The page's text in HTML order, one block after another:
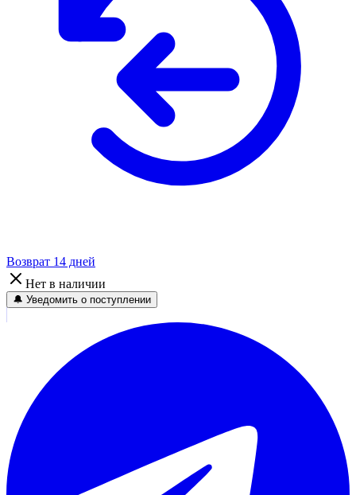
Возврат 14 дней
Нет в наличии
🔔 Уведомить о поступлении